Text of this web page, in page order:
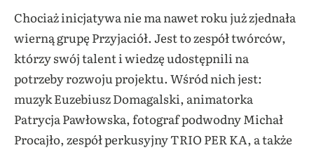
Chociaż inicjatywa nie ma nawet roku już zjednała
wierną grupę Przyjaciół. Jest to zespół twórców,
którzy swój talent i wiedzę udostępnili na
potrzeby rozwoju projektu. Wśród nich jest:
muzyk Euzebiusz Domagalski, animatorka
Patrycja Pawłowska, fotograf podwodny Michał
Procajło, zespół perkusyjny TRIO PER KA, a także